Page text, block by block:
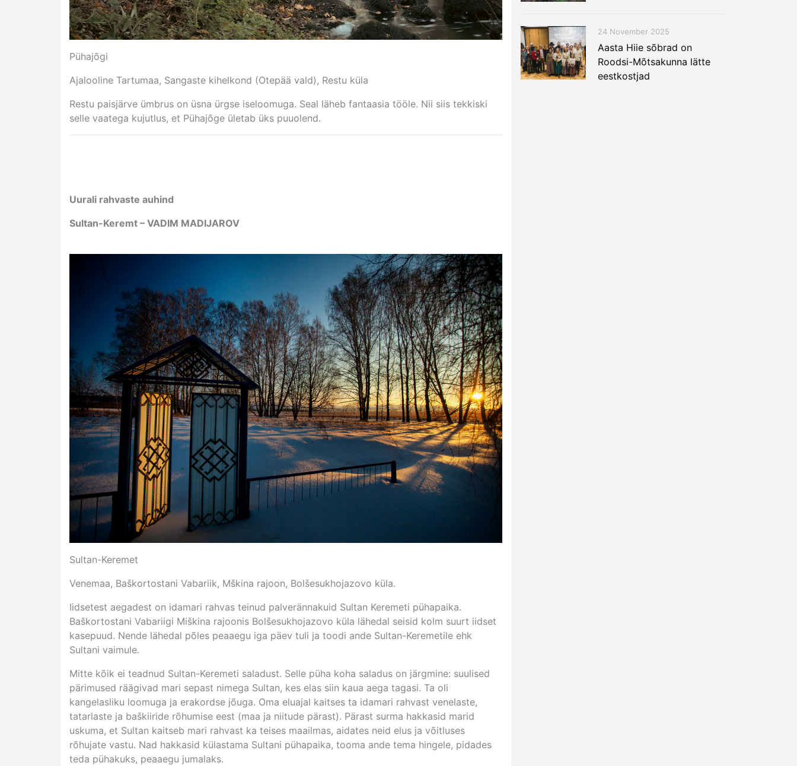
Pühajõgi
Ajalooline Tartumaa, Sangaste kihelkond (Otepää vald), Restu küla
Restu paisjärve ümbrus on üsna ürgse iseloomuga. Seal läheb fantaasia tööle. Nii siis tekkiski
selle vaatega kujutlus, et Pühajõge ületab üks puuolend.
Uurali rahvaste auhind
Sultan-Keremt – VADIM MADIJAROV
Sultan-Keremet
Venemaa, Baškortostani Vabariik, Mškina rajoon, Bolšesukhojazovo küla.
Iidsetest aegadest on idamari rahvas teinud palverännakuid Sultan Keremeti pühapaika.
Baškortostani Vabariigi Miškina rajoonis Bolšesukhojazovo küla lähedal seisid kolm suurt iidset
kasepuud. Nende lähedal põles peaaegu iga päev tuli ja toodi ande Sultan-Keremetile ehk
Sultani vaimule.
Mitte kõik ei teadnud Sultan-Keremeti saladust. Selle püha koha saladus on järgmine: suulised
pärimused räägivad mari sepast nimega Sultan, kes elas siin kaua aega tagasi. Ta oli
kangelasliku loomuga ja erakordse jõuga. Oma eluajal kaitses ta idamari rahvast venelaste,
tatarlaste ja baškiiride rõhumise eest (maa ja niitude pärast). Pärast surma hakkasid marid
uskuma, et Sultan kaitseb mari rahvast ka teises maailmas, aidates neid elus ja võitluses
rõhujate vastu. Nad hakkasid külastama Sultani pühapaika, tooma ande tema hingele, pidades
teda pühakuks, peaaegu jumalaks.
24 November 2025
Aasta Hiie sõbrad on
Roodsi-Mõtsakunna lätte
eestkostjad